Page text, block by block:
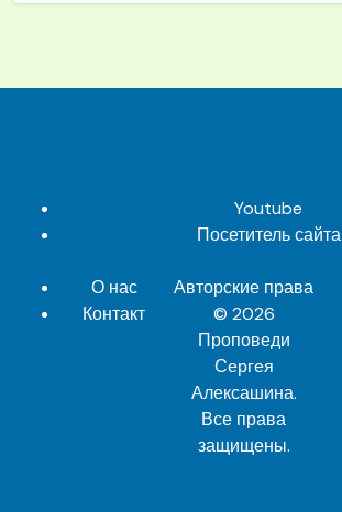
Youtube
Посетитель сайта
О нас
Контакт
Авторские права
© 2026
Проповеди
Сергея
Алексашина.
Все права
защищены.